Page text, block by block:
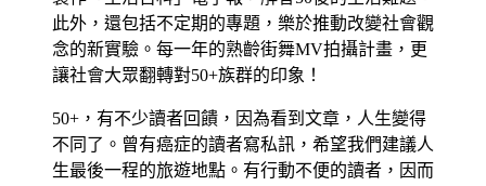
此外，還包括不定期的專題，樂於推動改變社會觀
念的新實驗。每一年的熟齡街舞MV拍攝計畫，更
讓社會大眾翻轉對50+族群的印象！
50+，有不少讀者回饋，因為看到文章，人生變得
不同了。曾有癌症的讀者寫私訊，希望我們建議人
生最後一程的旅遊地點。有行動不便的讀者，因而